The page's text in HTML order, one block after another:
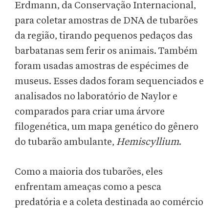
Erdmann, da Conservação Internacional,
para coletar amostras de DNA de tubarões
da região, tirando pequenos pedaços das
barbatanas sem ferir os animais. Também
foram usadas amostras de espécimes de
museus. Esses dados foram sequenciados e
analisados no laboratório de Naylor e
comparados para criar uma árvore
filogenética, um mapa genético do gênero
do tubarão ambulante, Hemiscyllium.
Como a maioria dos tubarões, eles
enfrentam ameaças como a pesca
predatória e a coleta destinada ao comércio